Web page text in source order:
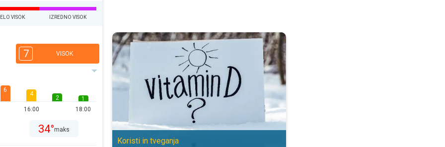
VISOK IZREDNO VISOK
7 VISOK
6
4
16:00
2
1
18:00
34°maks
Vpliv sončnega sevanja na človeka. Koristi in tveganja. . .
Koristi in tveganja